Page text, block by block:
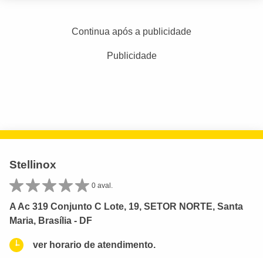
Continua após a publicidade
Publicidade
Stellinox
0 aval.
A Ac 319 Conjunto C Lote, 19, SETOR NORTE, Santa
Maria, Brasília - DF
ver horario de atendimento.